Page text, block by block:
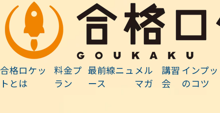
合格ロケッ
トとは
料金プ
ラン
最前線ニュ
ース
メル
マガ
講習
会
インプ
のコツ
最前線ニュース
ホーム»最前線ニュース»勉強法・活用法» 学科試験で１点ゲット！その３